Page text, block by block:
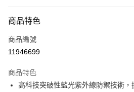
信用卡一次付款
信用卡分期付款
合作金庫商業銀行
華南商業銀行
彰
LINE Pay
商品特色
商品編號
11946699
商品特色
高科技突破性藍光紫外線防禦技術